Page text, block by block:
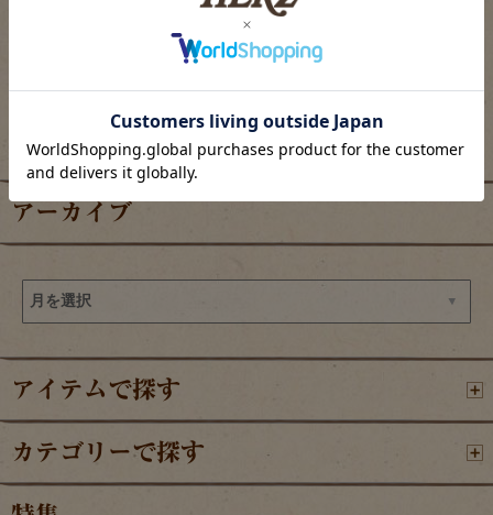
アーカイブ
アイテムで探す
カテゴリーで探す